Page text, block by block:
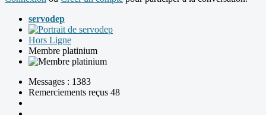
servodep
Hors Ligne
Membre platinium
Messages : 1383
Remerciements reçus 48